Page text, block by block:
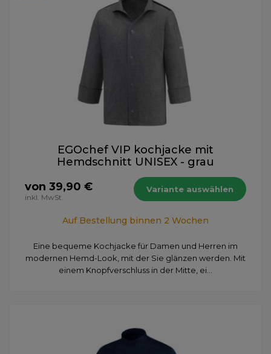
EGOchef VIP kochjacke mit
Hemdschnitt UNISEX - grau
von 39,90 €
inkl. MwSt.
Variante auswählen
Auf Bestellung binnen 2 Wochen
Eine bequeme Kochjacke für Damen und Herren im
modernen Hemd-Look, mit der Sie glänzen werden. Mit
einem Knopfverschluss in der Mitte, ei...